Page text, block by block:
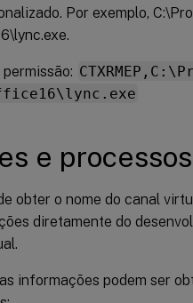
Por exemplo,
e
obter o nome do canal
diretamente do
informações podem ser